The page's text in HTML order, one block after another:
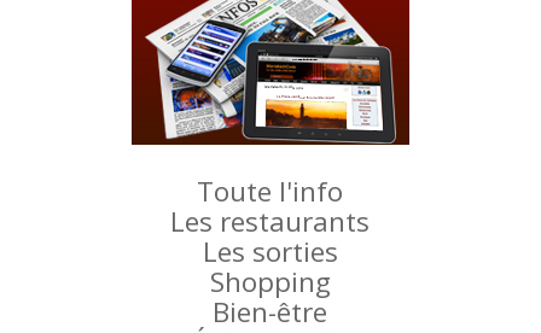
Toute l'info
Les restaurants
Les sorties
Shopping
Bien-être